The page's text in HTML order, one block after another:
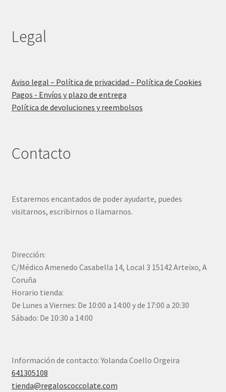
Legal
Aviso legal – Política de privacidad – Política de Cookies
Pagos - Envíos y plazo de entrega
Política de devoluciones y reembolsos
Contacto
Estaremos encantados de poder ayudarte, puedes
visitarnos, escribirnos o llamarnos.
Dirección:
C/Médico Amenedo Casabella 14, Local 3 15142 Arteixo, A
Coruña
Horario tienda:
De Lunes a Viernes: De 10:00 a 14:00 y de 17:00 a 20:30
Sábado: De 10:30 a 14:00
Información de contacto: Yolanda Coello Orgeira
641305108
tienda@regaloscoccolate.com